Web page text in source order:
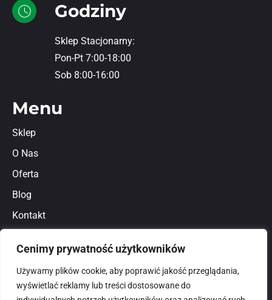
Cenimy prywatność użytkowników
Używamy plików cookie, aby poprawić jakość przeglądania,
wyświetlać reklamy lub treści dostosowane do
Godziny
Sklep Stacjonarny:
Pon-Pt 7:00-18:00
Sob 8:00-16:00
Menu
Sklep
O Nas
Oferta
Blog
Kontakt
Polityka prywatności